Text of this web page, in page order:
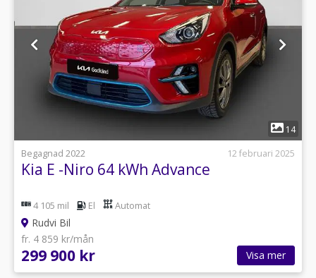
14
Begagnad 2022
12 februari 2025
Kia E -Niro 64 kWh Advance
4 105 mil El Automat
Rudvi Bil
fr. 4 859 kr/mån
299 900 kr Visa mer